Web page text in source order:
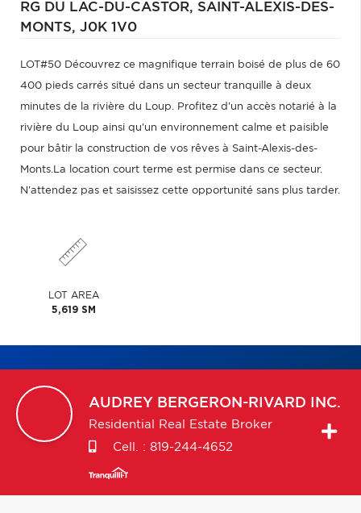
RG DU LAC-DU-CASTOR, SAINT-ALEXIS-DES-
MONTS, J0K 1V0
LOT#50 Découvrez ce magnifique terrain boisé de plus de 60
400 pieds carrés situé dans un secteur tranquille à deux
minutes de la rivière du Loup. Profitez d'un accès notarié à la
rivière du Loup ainsi qu'un environnement calme et paisible
pour bâtir la construction de vos rêves à Saint-Alexis-des-
Monts.La location court terme est permise dans ce secteur.
N'attendez pas et saisissez cette opportunité sans plus tarder.
LOT AREA
5,619 SM
AUDREY BERGERON-RIVARD INC.
Residential Real Estate Broker
Cell. : 819-244-4652